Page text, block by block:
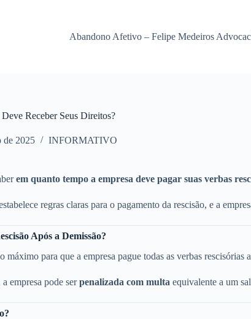
Abandono Afetivo – Felipe Medeiros
Receber Seus Direitos?
de 2025 INFORMATIVO
em quanto tempo a empresa deve pagar suas verbas
regras claras para o pagamento da rescisão, e a
Após a Demissão?
máximo para que a empresa pague todas as verbas rescisórias
empresa pode serpenalizada com multa equivalente a um